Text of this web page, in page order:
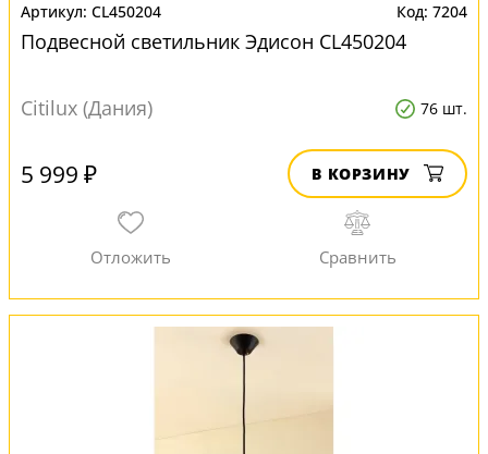
CL450204 7204
Подвесной светильник Эдисон CL450204
Citilux (Дания) 76 шт.
5 999 ₽ В КОРЗИНУ